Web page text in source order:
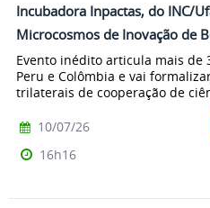
Incubadora Inpactas, do INC/
Microcosmos de Inovação de
Evento inédito articula mais de
Peru e Colômbia e vai
trilaterais de cooperação de
10/07/26
16h16